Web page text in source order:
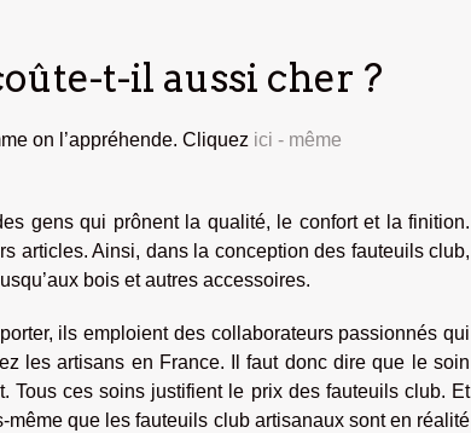
t-il aussi cher ?
on l’appréhende. Cliquez ici - même
gens qui prônent la qualité, le confort et la finition.
articles. Ainsi, dans la conception des fauteuils club,
bois et autres accessoires.
ils emploient des collaborateurs passionnés qui
les artisans en France. Il faut donc dire que le soin
ces soins justifient le prix des fauteuils club. Et
que les fauteuils club artisanaux sont en réalité